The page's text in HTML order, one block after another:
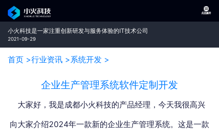
小火科技是一家注重创新研发与服务体验的IT技术公司
2021-09-29
首页 >行业资讯 >系统开发 >
企业生产管理系统软件定制开发
大家好， 我是成都小火科技的产品经理，今天我很高兴
向大家介绍2024年一款新的企业生产管理系统。 这是一款